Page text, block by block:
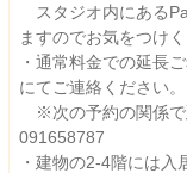
スタジオ内にある
ますのでお気をつけく
・通常料金での延長
にてご連絡ください。
※次の予約の関係で
091658787
・建物の2-4階には